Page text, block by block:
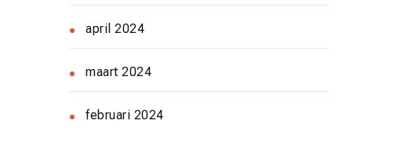
april 2024
maart 2024
februari 2024